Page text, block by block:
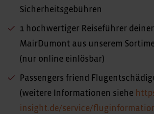
Sicherheitsgebühren
1 hochwertiger Reiseführer
MairDumont aus unserem
(nur online einlösbar)
Passengers friend
(weitere Informationen siehe
insight.de/service/